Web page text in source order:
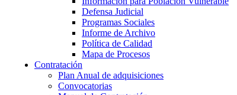
Defensa Judicial
Programas Sociales
Informe de Archivo
Política de Calidad
Mapa de Procesos
Contratación
Plan Anual de adquisiciones
Convocatorias